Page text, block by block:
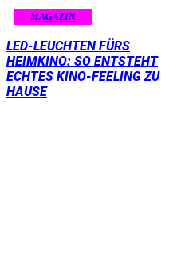
MAGAZIN
LED-LEUCHTEN FÜRS
HEIMKINO: SO ENTSTEHT
ECHTES KINO-FEELING ZU
HAUSE